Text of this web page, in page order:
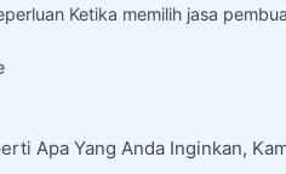
Ketika memilih jasa
Apa Yang Anda Inginkan,